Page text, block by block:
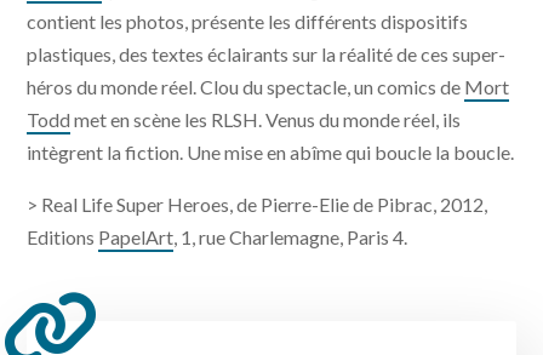
contient les photos, présente les différents dispositifs
plastiques, des textes éclairants sur la réalité de ces super-
héros du monde réel. Clou du spectacle, un comics de Mort
Todd met en scène les RLSH. Venus du monde réel, ils
intègrent la fiction. Une mise en abîme qui boucle la boucle.
> Real Life Super Heroes, de Pierre-Elie de Pibrac, 2012,
Editions PapelArt , 1, rue Charlemagne, Paris 4.